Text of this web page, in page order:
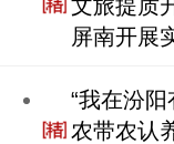
文旅提质
屏南开展
“我在汾
农带农认